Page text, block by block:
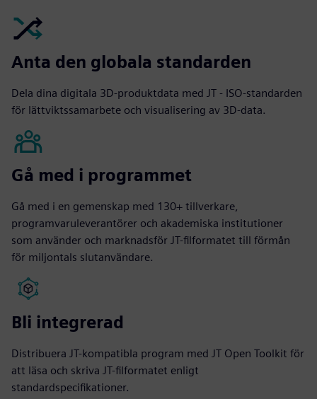
Anta den globala standarden
Dela dina digitala 3D-produktdata med JT - ISO-standarden
för lättviktssamarbete och visualisering av 3D-data.
Gå med i programmet
Gå med i en gemenskap med 130+ tillverkare,
programvaruleverantörer och akademiska institutioner
som använder och marknadsför JT-filformatet till förmån
för miljontals slutanvändare.
Bli integrerad
Distribuera JT-kompatibla program med JT Open Toolkit för
att läsa och skriva JT-filformatet enligt
standardspecifikationer.